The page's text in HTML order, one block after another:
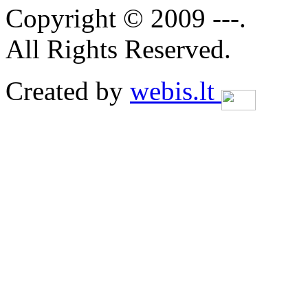
Copyright © 2009 ---.
All Rights Reserved.
Created by webis.lt